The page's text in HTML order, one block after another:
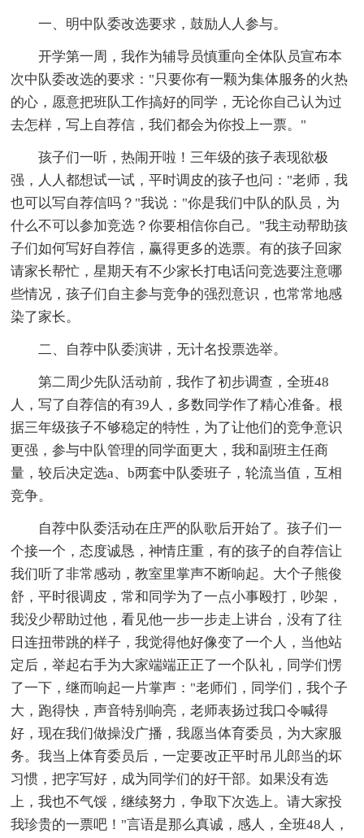
一、明中队委改选要求，鼓励人人参与。
开学第一周，我作为辅导员慎重向全体队员宣布本
次中队委改选的要求："只要你有一颗为集体服务的火热
的心，愿意把班队工作搞好的同学，无论你自己认为过
去怎样，写上自荐信，我们都会为你投上一票。"
孩子们一听，热闹开啦！三年级的孩子表现欲极
强，人人都想试一试，平时调皮的孩子也问："老师，我
也可以写自荐信吗？"我说："你是我们中队的队员，为
什么不可以参加竞选？你要相信你自己。"我主动帮助孩
子们如何写好自荐信，赢得更多的选票。有的孩子回家
请家长帮忙，星期天有不少家长打电话问竞选要注意哪
些情况，孩子们自主参与竞争的强烈意识，也常常地感
染了家长。
二、自荐中队委演讲，无计名投票选举。
第二周少先队活动前，我作了初步调查，全班48
人，写了自荐信的有39人，多数同学作了精心准备。根
据三年级孩子不够稳定的特性，为了让他们的竞争意识
更强，参与中队管理的同学面更大，我和副班主任商
量，较后决定选a、b两套中队委班子，轮流当值，互相
竞争。
自荐中队委活动在庄严的队歌后开始了。孩子们一
个接一个，态度诚恳，神情庄重，有的孩子的自荐信让
我们听了非常感动，教室里掌声不断响起。大个子熊俊
舒，平时很调皮，常和同学为了一点小事殴打，吵架，
我没少帮助过他，看见他一步一步走上讲台，没有了往
日连扭带跳的样子，我觉得他好像变了一个人，当他站
定后，举起右手为大家端端正正了一个队礼，同学们愣
了一下，继而响起一片掌声："老师们，同学们，我个子
大，跑得快，声音特别响亮，老师表扬过我口令喊得
好，现在我们做操没广播，我愿当体育委员，为大家服
务。我当上体育委员后，一定要改正平时吊儿郎当的坏
习惯，把字写好，成为同学们的好干部。如果没有选
上，我也不气馁，继续努力，争取下次选上。请大家投
我珍贵的一票吧！"言语是那么真诚，感人，全班48人，